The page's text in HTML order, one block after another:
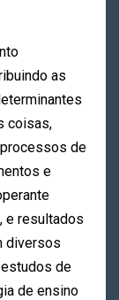
as
coisas,
de
e
e resultados
diversos
de
de ensino